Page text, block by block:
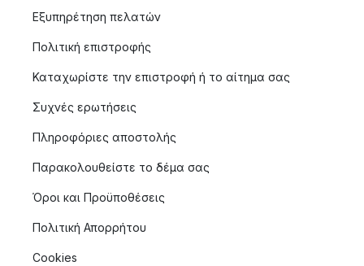
Εξυπηρέτηση πελατών
Πολιτική επιστροφής
Καταχωρίστε την επιστροφή ή το αίτημα σας
Συχνές ερωτήσεις
Πληροφόριες αποστολής
Παρακολουθείστε το δέμα σας
Όροι και Προϋποθέσεις
Πολιτική Απορρήτου
Cookies